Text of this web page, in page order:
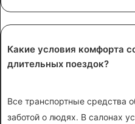
Какие условия комфорта
длительных поездок?
Все транспортные средства
заботой о людях. В салонах